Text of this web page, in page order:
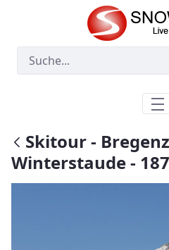
Zum Hauptinhalt springen
Skitour -
Winterstaude -